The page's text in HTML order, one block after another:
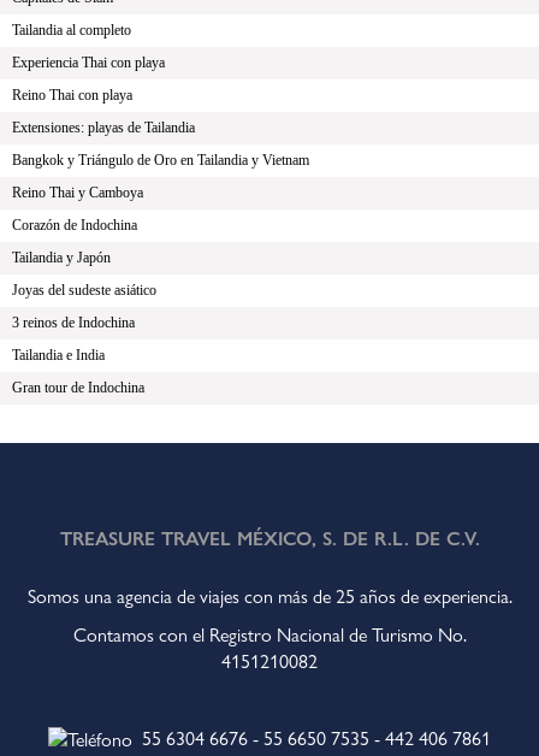
Tailandia al completo
Experiencia Thai con playa
Reino Thai con playa
Extensiones: playas de Tailandia
Bangkok y Triángulo de Oro en Tailandia y Vietnam
Reino Thai y Camboya
Corazón de Indochina
Tailandia y Japón
Joyas del sudeste asiático
3 reinos de Indochina
Tailandia e India
Gran tour de Indochina
TREASURE TRAVEL MÉXICO, S. DE R.L. DE C.V.
Somos una agencia de viajes con más de 25 años de experiencia.
Contamos con el Registro Nacional de Turismo No.
4151210082
55 6304 6676 - 55 6650 7535 - 442 406 7861